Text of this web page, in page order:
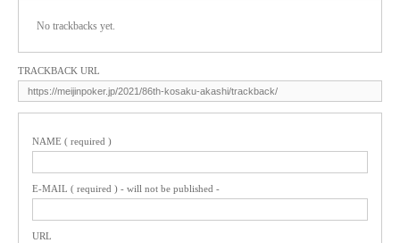
No trackbacks yet.
TRACKBACK URL
NAME ( required )
E-MAIL ( required ) - will not be published -
URL